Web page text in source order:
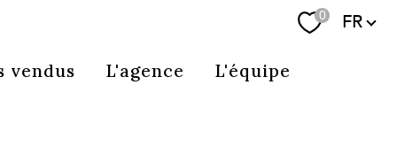
0 Langue
FR
vendus L'agence L'équipe